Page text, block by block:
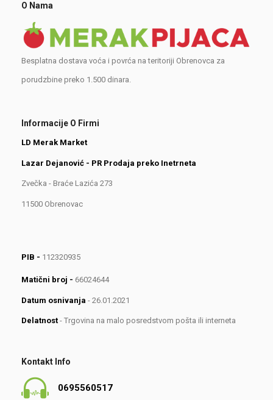
O Nama
Besplatna dostava voća i povrća na teritoriji Obrenovca za
porudzbine preko 1.500 dinara.
Informacije O Firmi
LD Merak Market
Lazar Dejanović - PR Prodaja preko Inetrneta
Zvečka - Braće Lazića 273
11500 Obrenovac
PIB - 112320935
Matični broj - 66024644
Datum osnivanja - 26.01.2021
Delatnost - Trgovina na malo posredstvom pošta ili interneta
Kontakt Info
0695560517